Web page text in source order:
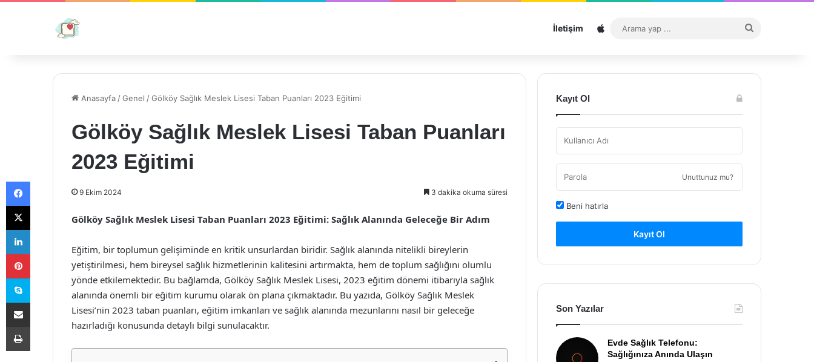
İletişim Sitemap
...
Anasayfa /Genel /Gölköy Sağlık Meslek Lisesi Taban Puanları 2023 Eğitimi
Gölköy Sağlık Meslek Lisesi Taban Puanları
2023 Eğitimi
9 Ekim 2024 3 dakika okuma süresi
Gölköy Sağlık Meslek Lisesi Taban Puanları 2023 Eğitimi: Sağlık Alanında Geleceğe Bir Adım
Eğitim, bir toplumun gelişiminde en kritik unsurlardan biridir. Sağlık alanında nitelikli bireylerin
yetiştirilmesi, hem bireysel sağlık hizmetlerinin kalitesini artırmakta, hem de toplum sağlığını olumlu
yönde etkilemektedir. Bu bağlamda, Gölköy Sağlık Meslek Lisesi, 2023 eğitim dönemi itibarıyla sağlık
alanında önemli bir eğitim kurumu olarak ön plana çıkmaktadır. Bu yazıda, Gölköy Sağlık Meslek
Lisesi’nin 2023 taban puanları, eğitim imkanları ve sağlık alanında mezunlarını nasıl bir geleceğe
hazırladığı konusunda detaylı bilgi sunulacaktır.
Kayıt Ol
Unuttunuz mu?
Beni hatırla
Kayıt Ol
Son Yazılar
Evde Sağlık Telefonu:
Sağlığınıza Anında Ulaşın
Facebook
X
LinkedIn
Pinterest
Skype
E-Posta ile paylaş